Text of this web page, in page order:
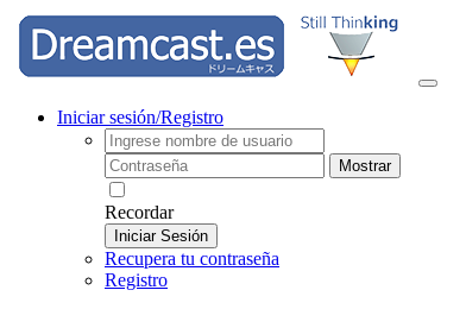
Iniciar sesión/Registro
Mostrar
Recordar
Iniciar Sesión
Recupera tu contraseña
Registro